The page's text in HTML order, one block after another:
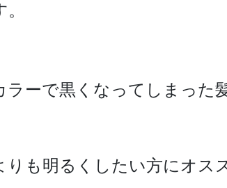
ラーで黒くなってしまった
りも明るくしたい方にオス